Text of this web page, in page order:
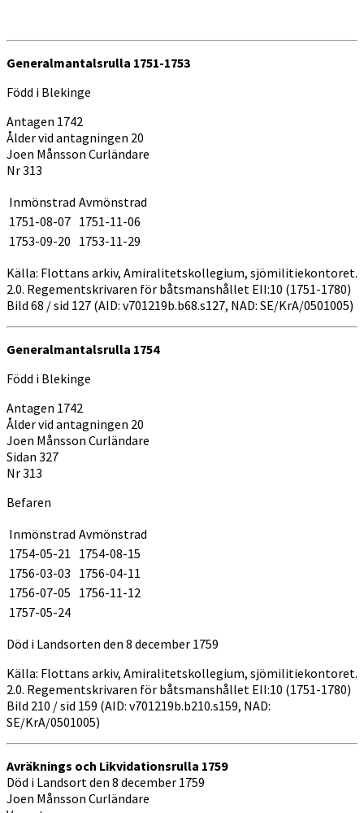
Generalmantalsrulla 1751-1753
Född i Blekinge
Antagen 1742
Ålder vid antagningen 20
Joen Månsson Curländare
Nr 313
Inmönstrad Avmönstrad
1751-08-07 1751-11-06
1753-09-20 1753-11-29
Källa: Flottans arkiv, Amiralitetskollegium, sjömilitiekontoret.
2.0. Regementskrivaren för båtsmanshållet EII:10 (1751-1780)
Bild 68 / sid 127 (AID: v701219b.b68.s127, NAD: SE/KrA/0501005)
Generalmantalsrulla 1754
Född i Blekinge
Antagen 1742
Ålder vid antagningen 20
Joen Månsson Curländare
Sidan 327
Nr 313
Befaren
Inmönstrad Avmönstrad
1754-05-21 1754-08-15
1756-03-03 1756-04-11
1756-07-05 1756-11-12
1757-05-24
Död i Landsorten den 8 december 1759
Källa: Flottans arkiv, Amiralitetskollegium, sjömilitiekontoret.
2.0. Regementskrivaren för båtsmanshållet EII:10 (1751-1780)
Bild 210 / sid 159 (AID: v701219b.b210.s159, NAD:
SE/KrA/0501005)
Avräknings och Likvidationsrulla 1759
Död i Landsort den 8 december 1759
Joen Månsson Curländare